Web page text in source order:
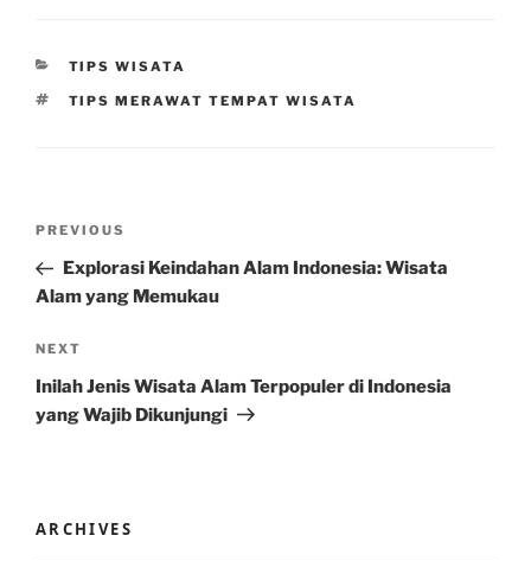
CATEGORIES
TIPS WISATA
TAGS
TIPS MERAWAT TEMPAT WISATA
Previous
Post
PREVIOUS
Explorasi Keindahan Alam Indonesia: Wisata
Alam yang Memukau
Next
Post
NEXT
Inilah Jenis Wisata Alam Terpopuler di Indonesia
yang Wajib Dikunjungi
ARCHIVES